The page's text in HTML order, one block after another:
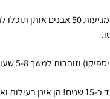
ניתן לבחור בין מגוון צבעי אבנים
למשך 5-8 שעות בלילה..